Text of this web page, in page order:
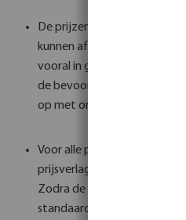
De prijzen in het
kunnen afwijken van de
vooral in gevallen van
de bevoorrading. Om hier
op met onze salesafdeling.
Voor alle producten in het
prijsverlaging zolang de
Zodra de overvoorraad
standaardprijs en kunnen